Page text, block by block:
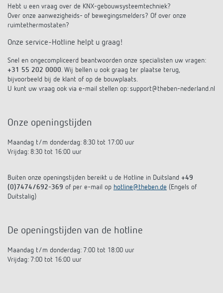
Tijd- en lichtregeling
Klimaatregeling
Accessoires
KNX-systemen
Aanwezigheids- en bewegingsmelders
LED's veilig schakelen en dimmen
Smart Metering
Klimaatregeling
Referenties
Impulsrelais: licht eenvoudig, efficiënt en
voordelig schakelen
Catalogus bestellen
Catalogi en brochures
Cursus aanbod
Persinformatie
Theben AG
Actueel
Banen en carrière
Samenwerkingsverbanden
Duurzaamheid
LUXORliving partners
Design
Contact
Hotline
Contactpersonen
Aanvraag
Verkoop-in-Nederland
Verkoop-wereldwijd
Productzoeker
Mediatheek
Nieuws
LUXORliving
Hebt u een vraag over de KNX-gebouwsysteemtechniek?
Over onze aanwezigheids- of bewegingsmelders? Of over onze
ruimtethermostaten?
Onze service-Hotline helpt u graag!
Snel en ongecompliceerd beantwoorden onze specialisten uw vragen:
+31 55 202 0000. Wij bellen u ook graag ter plaatse terug,
bijvoorbeeld bij de klant of op de bouwplaats.
U kunt uw vraag ook via e-mail stellen op: support@theben-nederland.nl
Onze openingstijden
Maandag t/m donderdag: 8:30 tot 17:00 uur
Vrijdag: 8:30 tot 16:00 uur
Buiten onze openingstijden bereikt u de Hotline in Duitsland +49
(0)7474/692-369 of per e-mail op hotline@theben.de (Engels of
Duitstalig)
De openingstijden van de hotline
Maandag t/m donderdag: 7:00 tot 18:00 uur
Vrijdag: 7:00 tot 16:00 uur